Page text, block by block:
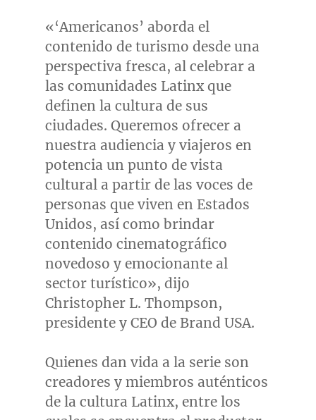
«‘Americanos’ aborda el
contenido de turismo desde una
perspectiva fresca, al celebrar a
las comunidades Latinx que
definen la cultura de sus
ciudades. Queremos ofrecer a
nuestra audiencia y viajeros en
potencia un punto de vista
cultural a partir de las voces de
personas que viven en Estados
Unidos, así como brindar
contenido cinematográfico
novedoso y emocionante al
sector turístico», dijo
Christopher L. Thompson,
presidente y CEO de Brand USA.
Quienes dan vida a la serie son
creadores y miembros auténticos
de la cultura Latinx, entre los